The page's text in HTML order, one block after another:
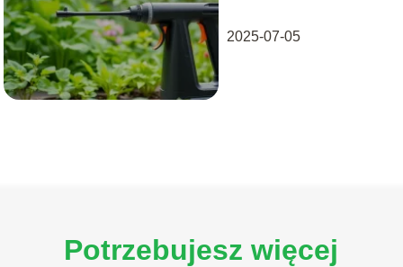
2025-07-05
Potrzebujesz więcej